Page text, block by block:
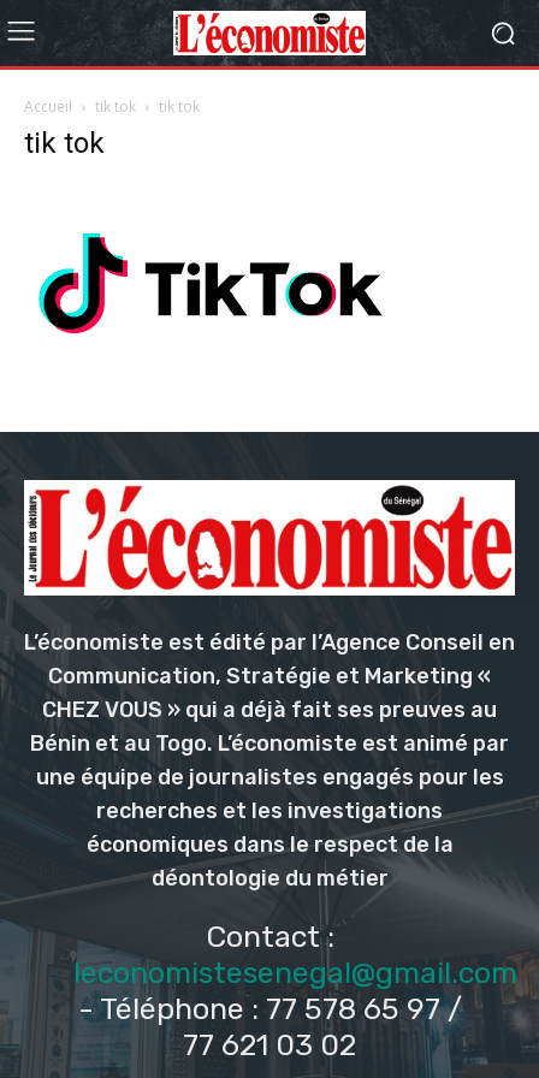
Accueil tik tok tik tok
tik tok
L’économiste est édité par l’Agence Conseil en
Communication, Stratégie et Marketing «
CHEZ VOUS » qui a déjà fait ses preuves au
Bénin et au Togo. L’économiste est animé par
une équipe de journalistes engagés pour les
recherches et les investigations
économiques dans le respect de la
déontologie du métier
Contact :
leconomistesenegal@gmail.com
- Téléphone : 77 578 65 97 /
77 621 03 02